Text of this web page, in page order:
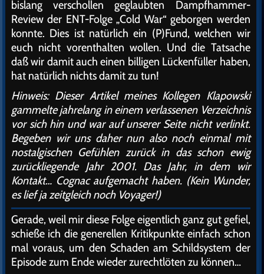
bislang verschollen geglaubten Dampfhammer-
Review der ENT-Folge „Cold War“ geborgen werden
konnte. Dies ist natürlich ein (P)Fund, welchen wir
euch nicht vorenthalten wollen. Und die Tatsache
daß wir damit auch einen billigen Lückenfüller haben,
hat natürlich nichts damit zu tun!
Hinweis: Dieser Artikel meines Kollegen Klapowski
gammelte jahrelang in einem verlassenen Verzeichnis
vor sich hin und war auf unserer Seite nicht verlinkt.
Begeben wir uns daher nun also noch einmal mit
nostalgischen Gefühlen zurück in das schon ewig
zurückliegende Jahr 2001. Das Jahr, in dem wir
Kontakt… Cognac aufgemacht haben. (Kein Wunder,
es lief ja zeitgleich noch Voyager!)
Gerade, weil mir diese Folge eigentlich ganz gut gefiel,
schieße ich die generellen Kritikpunkte einfach schon
mal voraus, um den Schaden am Schildsystem der
Episode zum Ende wieder zurechtlöten zu können…